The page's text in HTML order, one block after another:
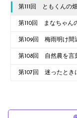
第111回 ともくんの
第110回 まなちゃん
第109回 梅雨明け間
第108回 自然農を言
第107回 迷ったとき